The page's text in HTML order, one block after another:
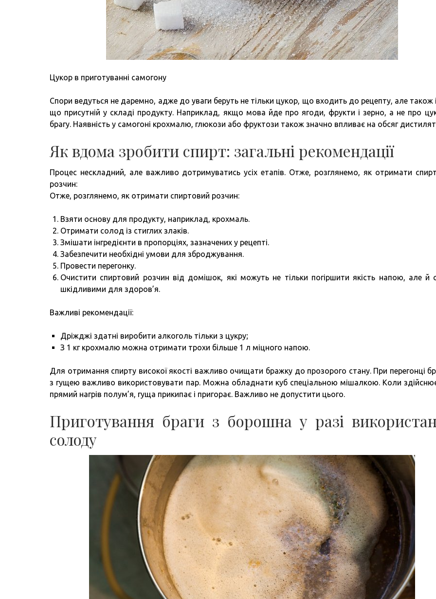
Цукор в приготуванні самогону
Спори ведуться не даремно, адже до уваги беруть не тільки цукор, що входить до рецепту, але також
що присутній у складі продукту. Наприклад, якщо мова йде про ягоди, фрукти і зерно, а не про
брагу. Наявність у самогоні крохмалю, глюкози або фруктози також значно впливає на обсяг
Як вдома зробити спирт: загальні рекомендації
Процес нескладний, але важливо дотримуватись усіх етапів. Отже, розглянемо, як отримати
розчин:
Отже, розглянемо, як отримати спиртовий розчин:
Взяти основу для продукту, наприклад, крохмаль.
Отримати солод із стиглих злаків.
Змішати інгредієнти в пропорціях, зазначених у рецепті.
Забезпечити необхідні умови для зброджування.
Провести перегонку.
Очистити спиртовий розчин від домішок, які можуть не тільки погіршити якість напою, але й
шкідливими для здоров’я.
Важливі рекомендації:
Дріжджі здатні виробити алкоголь тільки з цукру;
З 1 кг крохмалю можна отримати трохи більше 1 л міцного напою.
Для отримання спирту високої якості важливо очищати бражку до прозорого стану. При перегонці
з гущею важливо використовувати пар. Можна обладнати куб спеціальною мішалкою. Коли
прямий нагрів полум’я, гуща прикипає і пригорає. Важливо не допустити цього.
Приготування браги з борошна у разі
солоду